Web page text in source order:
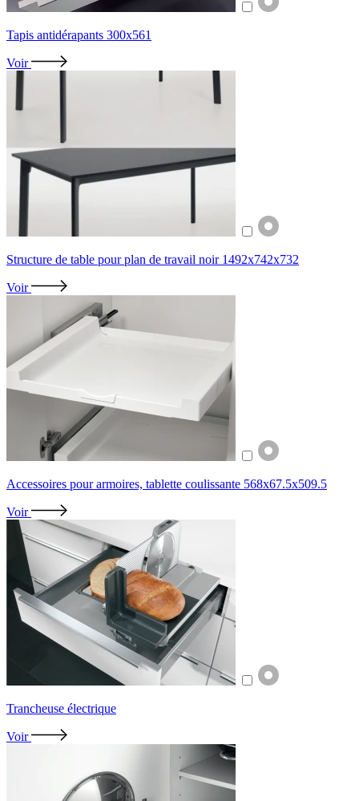
Tapis antidérapants 300x561
Voir
Structure de table pour plan de travail noir 1492x742x732
Voir
Accessoires pour armoires, tablette coulissante 568x67.5x509.5
Voir
Trancheuse électrique
Voir